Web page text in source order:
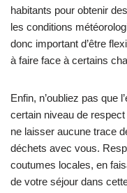
habitants pour obtenir
les conditions
donc important d’être
à faire face à certains
Enfin, n’oubliez pas que
certain niveau de
ne laisser aucune trace
déchets avec vous.
coutumes locales, en
de votre séjour dans